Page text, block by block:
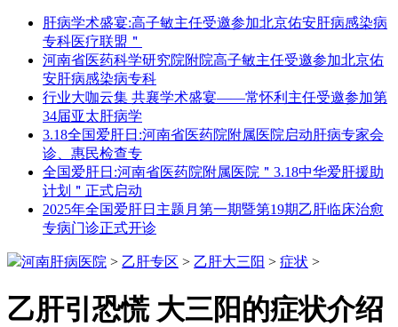
肝病学术盛宴:高子敏主任受邀参加北京佑安肝病感染病
专科医疗联盟＂
河南省医药科学研究院附院高子敏主任受邀参加北京佑
安肝病感染病专科
行业大咖云集 共襄学术盛宴——常怀利主任受邀参加第
34届亚太肝病学
3.18全国爱肝日:河南省医药院附属医院启动肝病专家会
诊、惠民检查专
全国爱肝日:河南省医药院附属医院＂3.18中华爱肝援助
计划＂正式启动
2025年全国爱肝日主题月第一期暨第19期乙肝临床治愈
专病门诊正式开诊
河南肝病医院 > 乙肝专区 > 乙肝大三阳 > 症状 >
乙肝引恐慌 大三阳的症状介绍